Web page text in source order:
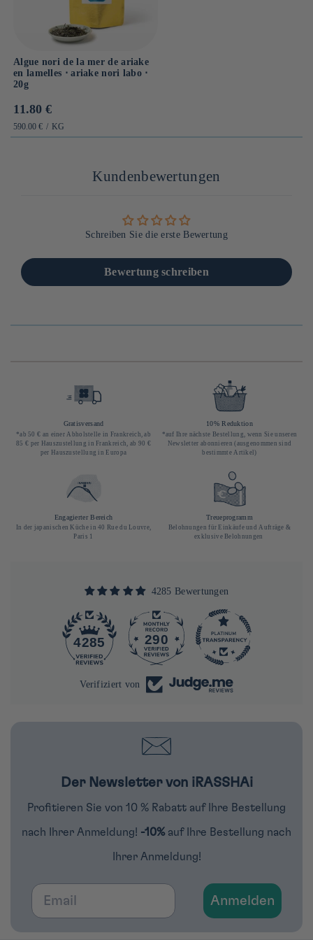
Algue nori de la mer de ariake
en lamelles ⋅ ariake nori labo ⋅
20g
Prix
habituel
11.80 €
PRIX
UNITAIRE
590.00 € / PAR
KG
Kundenbewertungen
Schreiben Sie die erste Bewertung
Bewertung schreiben
Gratisversand
*ab 50 € an einer Abholstelle in Frankreich, ab
85 € per Hauszustellung in Frankreich, ab 90 €
per Hauszustellung in Europa
10% Reduktion
*auf Ihre nächste Bestellung, wenn Sie unseren
Newsletter abonnieren (ausgenommen sind
bestimmte Artikel)
Engagierter Bereich
In der japanischen Küche in 40 Rue du Louvre,
Paris 1
Treueprogramm
Belohnungen für Einkäufe und Aufträge &
exklusive Belohnungen
4285 Bewertungen
4285 290
Verifiziert von
Der Newsletter von iRASSHAi
Profitieren Sie von 10 % Rabatt auf Ihre Bestellung
nach Ihrer Anmeldung! -10% auf Ihre Bestellung nach
Ihrer Anmeldung!
Email
Anmelden